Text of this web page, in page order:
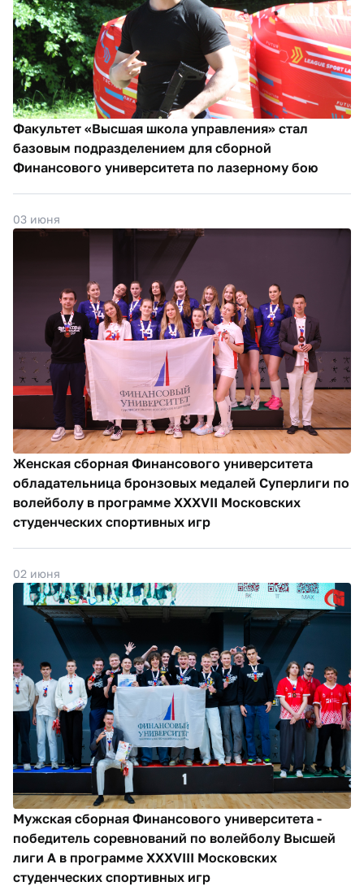
Факультет «Высшая школа управления» стал
базовым подразделением для сборной
Финансового университета по лазерному бою
03 июня
Женская сборная Финансового университета
обладательница бронзовых медалей Суперлиги по
волейболу в программе XXXVII Московских
студенческих спортивных игр
02 июня
Мужская сборная Финансового университета -
победитель соревнований по волейболу Высшей
лиги А в программе XXXVIII Московских
студенческих спортивных игр